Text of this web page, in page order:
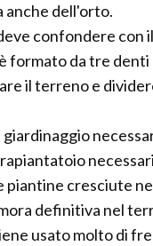
anche dell'orto.
confondere con
formato da tre denti
il terreno e
piantine cresciute
definitiva nel
usato molto di